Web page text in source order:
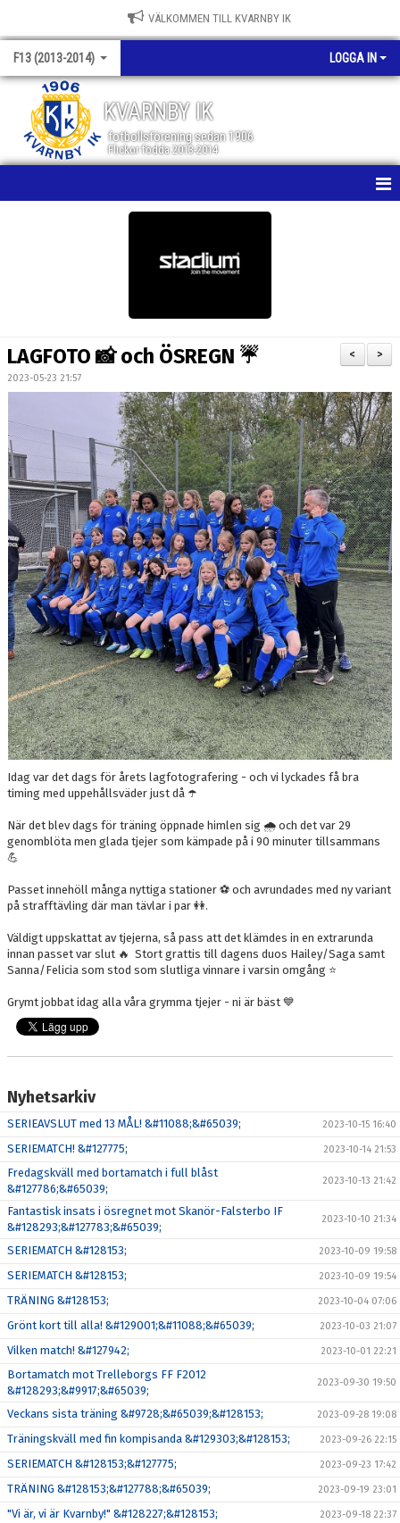
VÄLKOMMEN TILL KVARNBY IK
F13 (2013-2014) LOGGA IN
KVARNBY IK
fotbollsförening sedan 1906
Flickor födda 2013-2014
TRUPPEN
DOKUMENT
KONTAKT
>
<
LAGFOTO 📸 och ÖSREGN ☔️
2023-05-23 21:57
Idag var det dags för årets lagfotografering - och vi lyckades få bra
timing med uppehållsväder just då ☂️
När det blev dags för träning öppnade himlen sig 🌧️ och det var 29
genomblöta men glada tjejer som kämpade på i 90 minuter tillsammans
💪
Passet innehöll många nyttiga stationer ⚽️ och avrundades med ny variant
på strafftävling där man tävlar i par 👭.
Väldigt uppskattat av tjejerna, så pass att det klämdes in en extrarunda
innan passet var slut 🔥 Stort grattis till dagens duos Hailey/Saga samt
Sanna/Felicia som stod som slutliga vinnare i varsin omgång ⭐️
Grymt jobbat idag alla våra grymma tjejer - ni är bäst 💙
Nyhetsarkiv
SERIEAVSLUT med 13 MÅL! &#11088;&#65039; 2023-10-15 16:40
SERIEMATCH! &#127775; 2023-10-14 21:53
Fredagskväll med bortamatch i full blåst
&#127786;&#65039;
2023-10-13 21:42
Fantastisk insats i ösregnet mot Skanör-Falsterbo IF
&#128293;&#127783;&#65039;
2023-10-10 21:34
SERIEMATCH &#128153; 2023-10-09 19:58
SERIEMATCH &#128153; 2023-10-09 19:54
TRÄNING &#128153; 2023-10-04 07:06
Grönt kort till alla! &#129001;&#11088;&#65039; 2023-10-03 21:07
Vilken match! &#127942; 2023-10-01 22:21
Bortamatch mot Trelleborgs FF F2012
&#128293;&#9917;&#65039;
2023-09-30 19:50
Veckans sista träning &#9728;&#65039;&#128153; 2023-09-28 19:08
Träningskväll med fin kompisanda &#129303;&#128153; 2023-09-26 22:15
SERIEMATCH &#128153;&#127775; 2023-09-23 17:42
TRÄNING &#128153;&#127788;&#65039; 2023-09-19 23:01
"Vi är, vi är Kvarnby!" &#128227;&#128153; 2023-09-18 22:37